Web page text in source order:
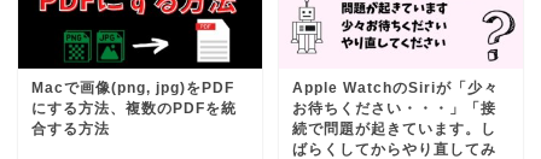
Macで画像(png, jpg)をPDF
にする方法、複数のPDFを統
合する方法
Apple WatchのSiriが「少々
お待ちください・・・」「接
続で問題が起きています。し
ばらくしてからやり直してみ